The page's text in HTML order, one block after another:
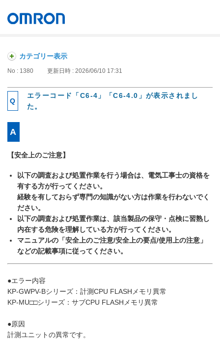
カテゴリー表示
No : 1380 更新日時 : 2026/06/10 17:31
エラーコード「C6-4」「C6-4.0」が表示されまし
た。
【安全上のご注意】
以下の調査および処置作業を行う場合は、電気工事士の資格を
有する方が行ってください。
経験を有しておらず専門の知識がない方は作業を行わないでく
ださい。
以下の調査および処置作業は、該当製品の保守・点検に習熟し
内在する危険を理解している方が行ってください。
マニュアルの「安全上のご注意/安全上の要点/使用上の注意」
などの記載事項に従ってください。
●エラー内容
KP-GWPV-Bシリーズ：計測CPU FLASHメモリ異常
KP-MU□□シリーズ：サブCPU FLASHメモリ異常
●原因
計測ユニットの異常です。